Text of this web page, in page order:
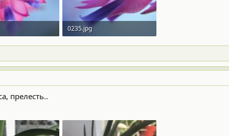
349
0235.jpg
112.7 KB · Просмотры: 348
прелесть..